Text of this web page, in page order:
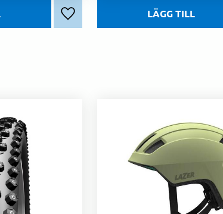
Lägg till i favoriter